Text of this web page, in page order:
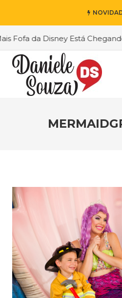
da Disney Está Chegando!